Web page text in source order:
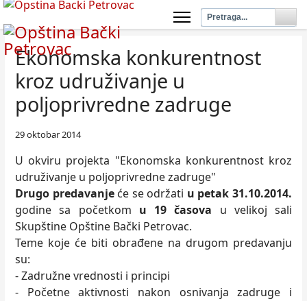
Ekonomska konkurentnost
kroz udruživanje u
poljoprivredne zadruge
29 oktobar 2014
U okviru projekta "Ekonomska konkurentnost kroz
udruživanje u poljoprivredne zadruge"
Drugo predavanjeće se održati u petak 31.10.2014.
godine sa početkom u 19 časova u velikoj sali
Skupštine Opštine Bački Petrovac.
Teme koje će biti obrađene na drugom predavanju
su:
- Zadružne vrednosti i principi
- Početne aktivnosti nakon osnivanja zadruge i